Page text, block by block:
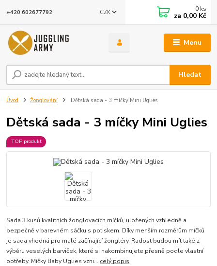
Menu
CZK
Hledat
+420 602677792 0 ks
za 0,00 Kč
Úvod Žonglování Dětská sada - 3 míčky Mini Uglies
Dětská sada - 3 míčky Mini Uglies
TOP produkt
Sada 3 kusů kvalitních žonglovacích míčků, uložených vzhledně a
bezpečně v barevném sáčku s potiskem. Díky menším rozměrům míčků
je sada vhodná pro malé začínající žongléry. Radost budou mít také z
výběru veselých barviček, které si nakombinujete přesně podle vlastní
potřeby. Míčky Baby Uglies vzni... celý popis